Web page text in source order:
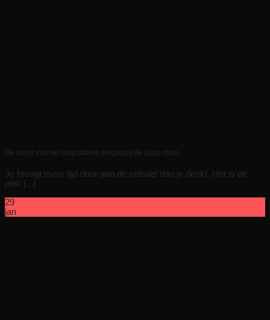
De kunst van het lang tafelen begint bij de juiste stoel
Je brengt meer tijd door aan de eettafel dan je denkt. Het is de
plek [...]
29
jan